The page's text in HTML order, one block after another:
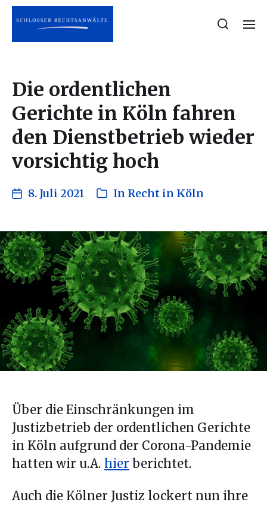
Die ordentlichen
Gerichte in Köln fahren
den Dienstbetrieb wieder
vorsichtig hoch
8. Juli 2021 In Recht in Köln
Über die Einschränkungen im
Justizbetrieb der ordentlichen Gerichte
in Köln aufgrund der Corona-Pandemie
hatten wir u.A. hier berichtet.
Auch die Kölner Justiz lockert nun ihre